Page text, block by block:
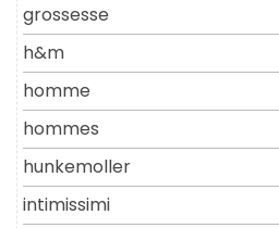
grossesse
h&m
homme
hommes
hunkemoller
intimissimi